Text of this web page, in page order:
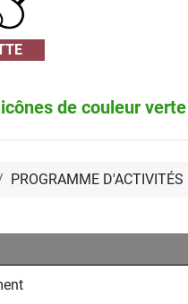
de couleur verte
PROGRAMME D'ACTIVITÉS